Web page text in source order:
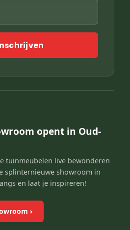
opent in Oud-
tuinmeubelen live bewonderen
splinternieuwe showroom in
en laat je inspireren!
›